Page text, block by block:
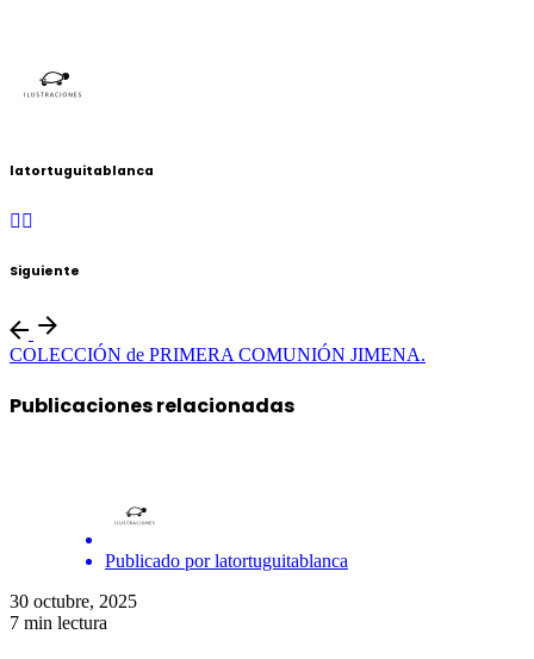
latortuguitablanca
Siguiente
COLECCIÓN de PRIMERA COMUNIÓN JIMENA.
Publicaciones relacionadas
Publicado por latortuguitablanca
30 octubre, 2025
7 min lectura